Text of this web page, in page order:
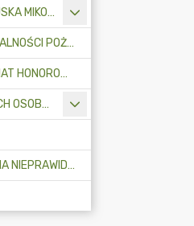
MŁODZIEŻOWA RADA MIEJSKA MIKOŁOWA
MIKOŁOWSKA RADA DZIAŁALNOŚCI POŻYTKU PUBLICZNEGO
LOGO MIKOŁOWA I PATRONAT HONOROWY BURMISTRZA MIKOŁOWA
BEZPIECZEŃSTWO DANYCH OSOBOWYCH
ZEWNĘTRZNE ZGŁOSZENIA NIEPRAWIDŁOWOŚCI